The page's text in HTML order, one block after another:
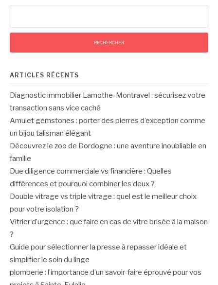
ARTICLES RÉCENTS
Diagnostic immobilier Lamothe-Montravel : sécurisez votre
transaction sans vice caché
Amulet gemstones : porter des pierres d’exception comme
un bijou talisman élégant
Découvrez le zoo de Dordogne : une aventure inoubliable en
famille
Due diligence commerciale vs financière : Quelles
différences et pourquoi combiner les deux ?
Double vitrage vs triple vitrage : quel est le meilleur choix
pour votre isolation ?
Vitrier d’urgence : que faire en cas de vitre brisée à la maison
?
Guide pour sélectionner la presse à repasser idéale et
simplifier le soin du linge
plomberie : l’importance d’un savoir-faire éprouvé pour vos